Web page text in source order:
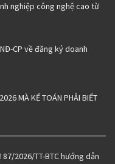
nghiệp công nghệ cao từ
CP về đăng ký doanh
MÀ KẾ TOÁN PHẢI BIẾT
2026/TT-BTC hướng dẫn